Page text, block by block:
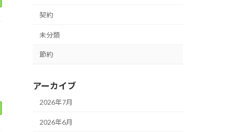
契約
未分類
節約
アーカイブ
2026年7月
2026年6月